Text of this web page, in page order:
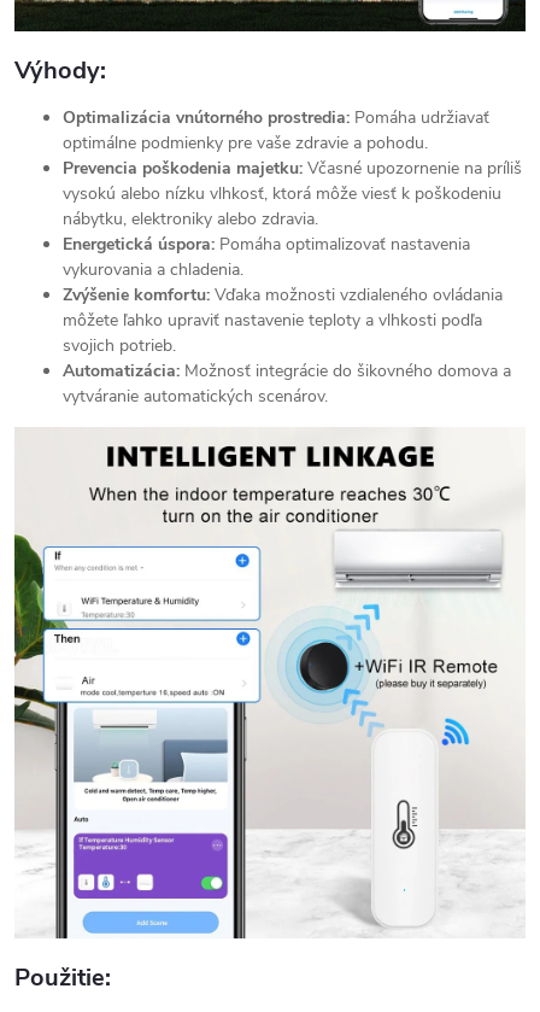
Výhody:
Optimalizácia vnútorného prostredia: Pomáha udržiavať
optimálne podmienky pre vaše zdravie a pohodu.
Prevencia poškodenia majetku: Včasné upozornenie na príliš
vysokú alebo nízku vlhkosť, ktorá môže viesť k poškodeniu
nábytku, elektroniky alebo zdravia.
Energetická úspora: Pomáha optimalizovať nastavenia
vykurovania a chladenia.
Zvýšenie komfortu: Vďaka možnosti vzdialeného ovládania
môžete ľahko upraviť nastavenie teploty a vlhkosti podľa
svojich potrieb.
Automatizácia: Možnosť integrácie do šikovného domova a
vytváranie automatických scenárov.
Použitie: